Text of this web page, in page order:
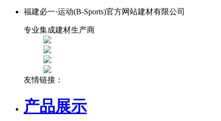
福建必一·运动(B-Sports)官方网站建材有限公司
专业集成建材生产商
友情链接：
产品展示